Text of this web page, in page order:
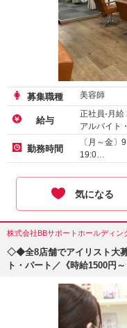
募集職種 美容師
給与
正社員-月給
アルバイト
業務委託
勤務時間
〔月～金
19:0…
気になる
株式会社BBサポートホールディン
◇◆全8店舗でアイリスト大
ト・パート／《時給1500円